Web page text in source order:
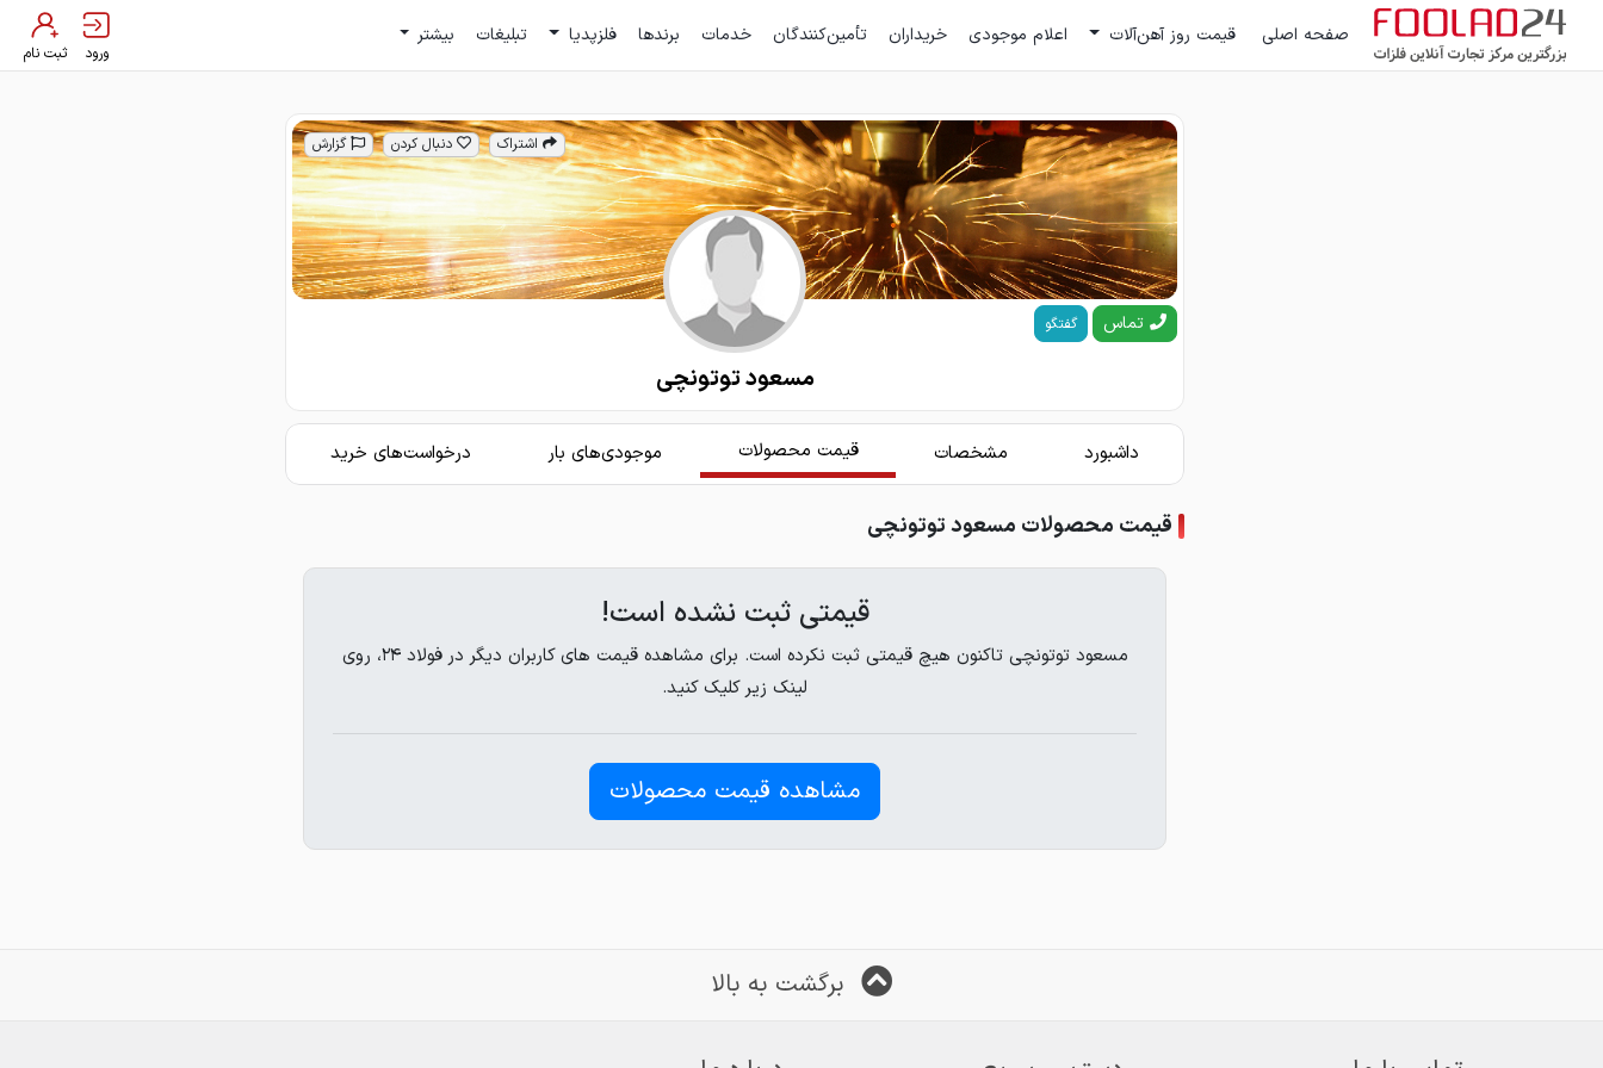
صفحه اصلی قیمت روز آهن‌آلات اعلام موجودی خریداران تأمین‌کنندگان خدمات برندها فلزپدیا تبلیغات بیشتر
ورود ثبت نام
اشتراک دنبال کردن گزارش
تماس گفتگو
مسعود توتونچی
داشبورد مشخصات قیمت محصولات موجودی‌های بار درخواست‌های خرید
قیمت محصولات مسعود توتونچی
قیمتی ثبت نشده است!
مسعود توتونچی تاکنون هیچ قیمتی ثبت نکرده است. برای مشاهده قیمت های کاربران دیگر در فولاد ۲۴، روی
لینک زیر کلیک کنید.
مشاهده قیمت محصولات
برگشت به بالا